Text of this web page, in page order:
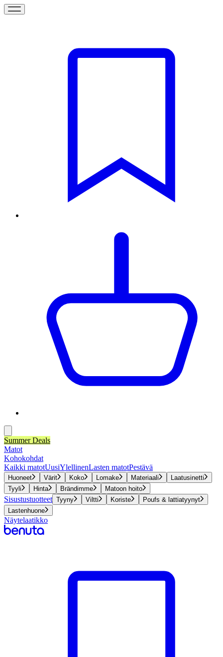
Summer Deals
Matot
Kohokohdat
Kaikki matotUusiYlellinenLasten matotPestävä
Huoneet Värit Koko Lomake Materiaali
Laatusinetti
Tyyli
Hinta Brändimme Matoon hoito
Sisustustuotteet Tyyny Viltti Koriste
Poufs & lattiatyynyt
Lastenhuone
Näytelaatikko